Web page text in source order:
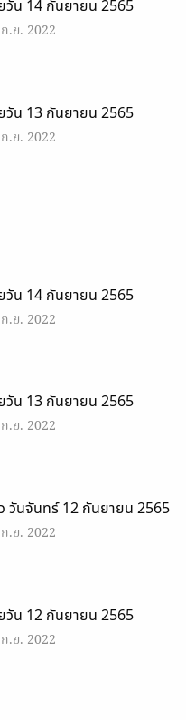
วัน 14 กันยายน 2565
.ย. 2022
วัน 13 กันยายน 2565
.ย. 2022
วัน 14 กันยายน 2565
.ย. 2022
วัน 13 กันยายน 2565
.ย. 2022
วันจันทร์ 12 กันยายน 2565
.ย. 2022
วัน 12 กันยายน 2565
.ย. 2022